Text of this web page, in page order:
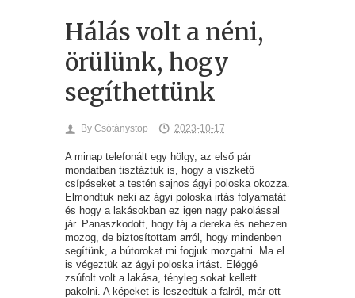
Hálás volt a néni,
örülünk, hogy
segíthettünk
By Csótánystop 2023-10-17
A minap telefonált egy hölgy, az első pár
mondatban tisztáztuk is, hogy a viszkető
csípéseket a testén sajnos ágyi poloska okozza.
Elmondtuk neki az ágyi poloska irtás folyamatát
és hogy a lakásokban ez igen nagy pakolással
jár. Panaszkodott, hogy fáj a dereka és nehezen
mozog, de biztosítottam arról, hogy mindenben
segítünk, a bútorokat mi fogjuk mozgatni. Ma el
is végeztük az ágyi poloska irtást. Eléggé
zsúfolt volt a lakása, tényleg sokat kellett
pakolni. A képeket is leszedtük a falról, már ott